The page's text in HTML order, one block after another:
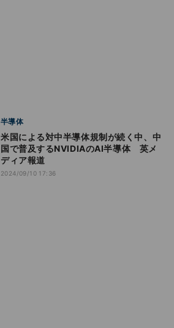
半導体
米国による対中半導体規制が続く中、中
国で普及するNVIDIAのAI半導体 英メ
ディア報道
2024/09/10 17:36